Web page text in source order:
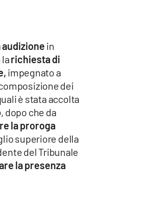
in
richiesta di
impegnato a
dei
è stata accolta
, dopo che da
la proroga
superiore della
del Tribunale
la presenza